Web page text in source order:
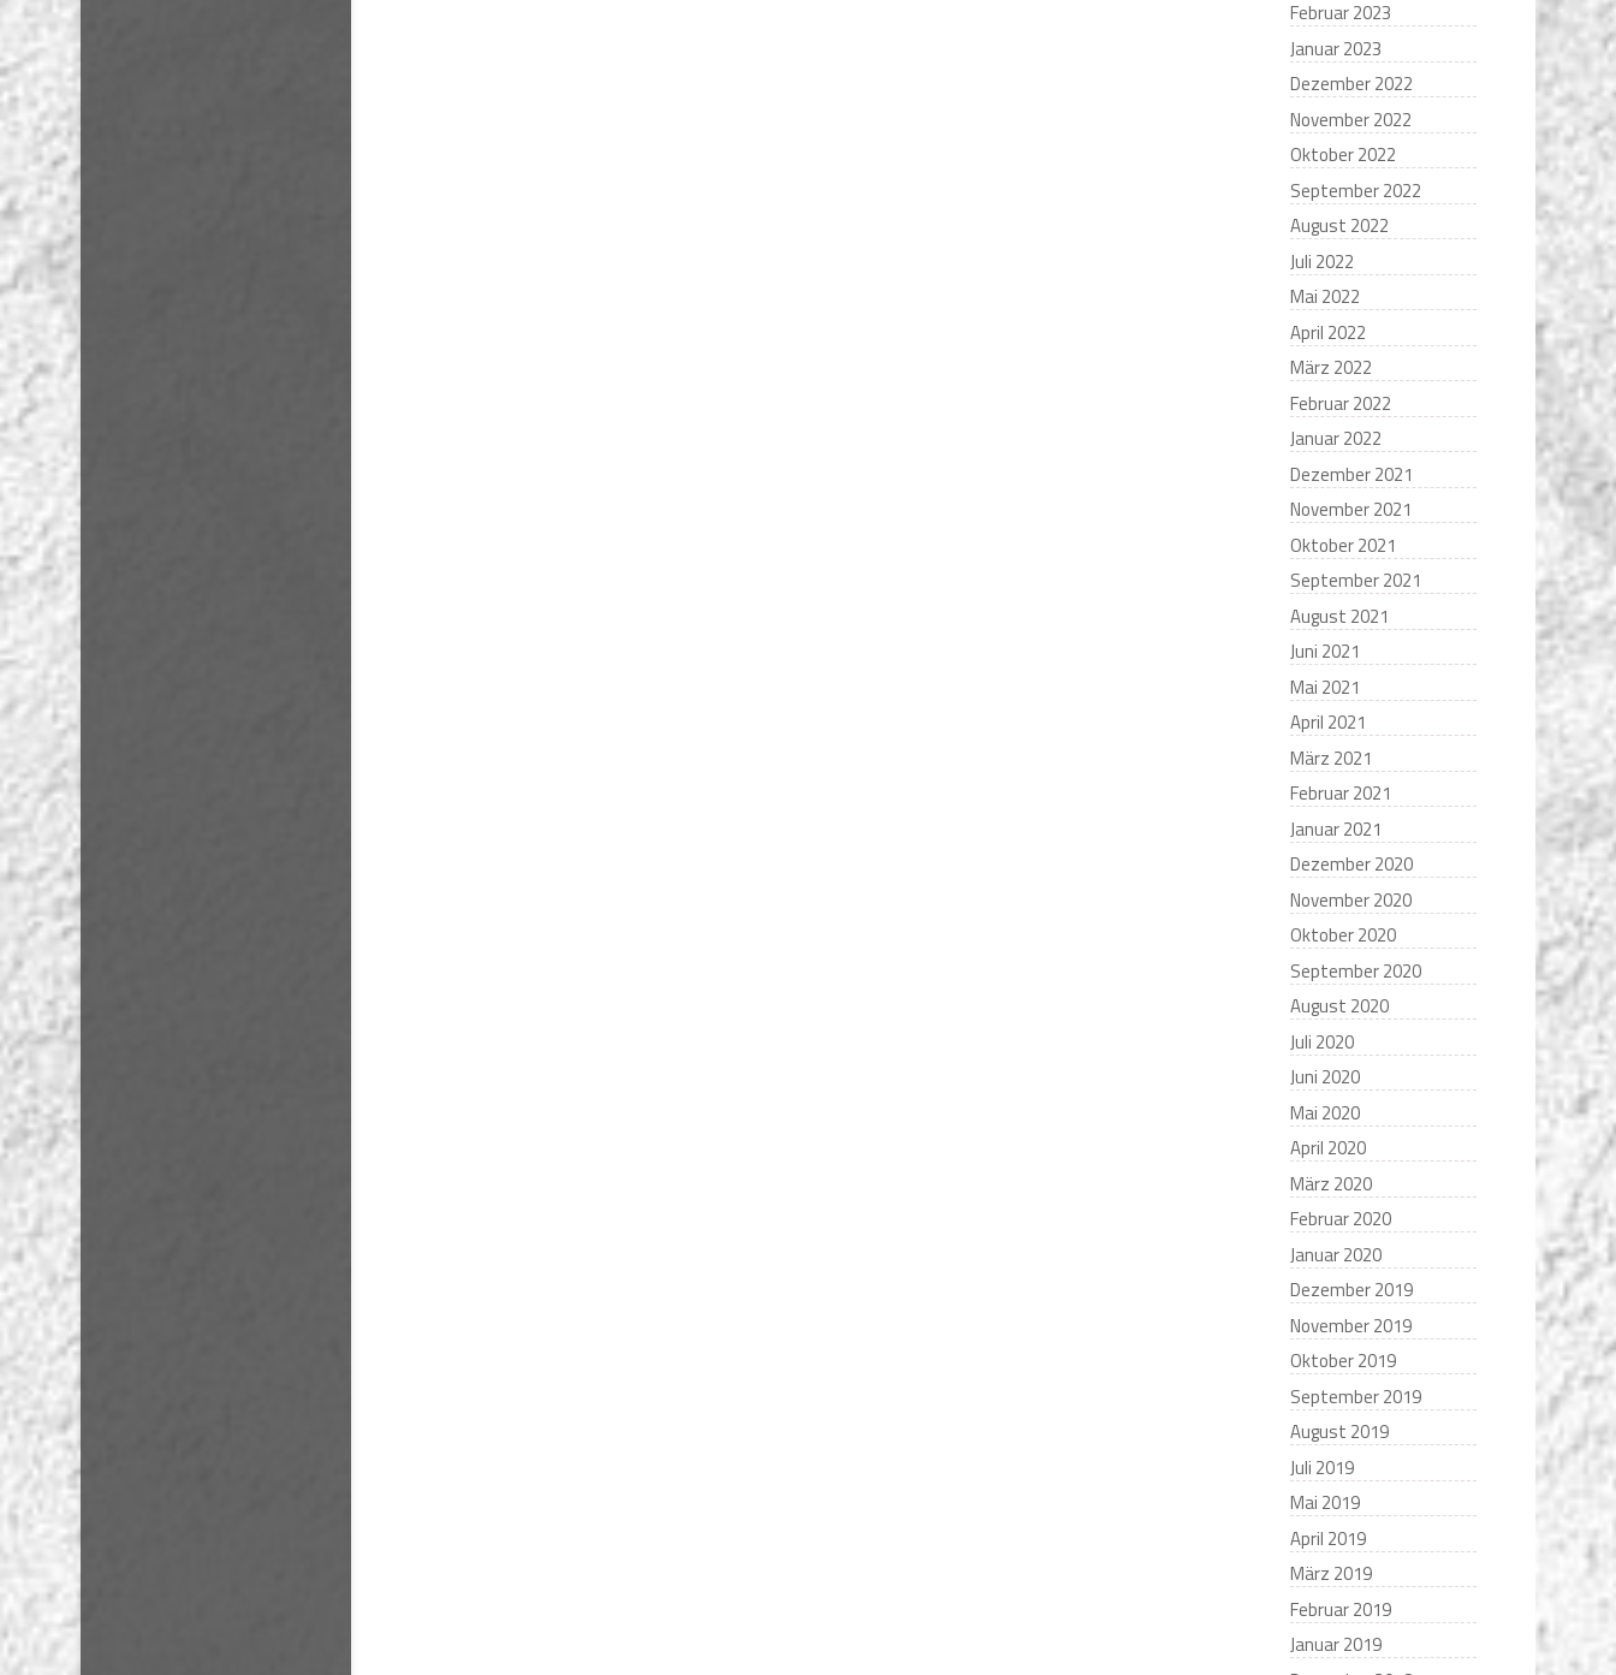
Februar 2023
Januar 2023
Dezember 2022
November 2022
Oktober 2022
September 2022
August 2022
Juli 2022
Mai 2022
April 2022
März 2022
Februar 2022
Januar 2022
Dezember 2021
November 2021
Oktober 2021
September 2021
August 2021
Juni 2021
Mai 2021
April 2021
März 2021
Februar 2021
Januar 2021
Dezember 2020
November 2020
Oktober 2020
September 2020
August 2020
Juli 2020
Juni 2020
Mai 2020
April 2020
März 2020
Februar 2020
Januar 2020
Dezember 2019
November 2019
Oktober 2019
September 2019
August 2019
Juli 2019
Mai 2019
April 2019
März 2019
Februar 2019
Januar 2019